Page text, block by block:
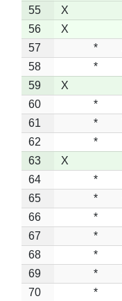
55
X
56
X
57
*
58
*
59
X
60
*
61
*
62
*
63
X
64
*
65
*
66
*
67
*
68
*
69
*
70
*